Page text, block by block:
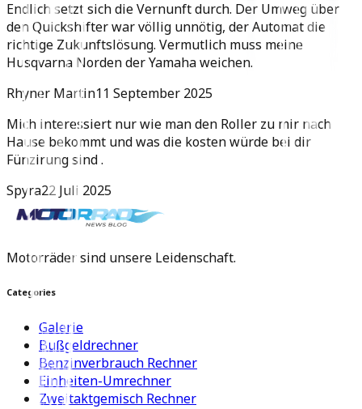
Endlich setzt sich die Vernunft durch. Der Umweg über
den Quickshifter war völlig unnötig, der Automat die
richtige Zukunftslösung. Vermutlich muss meine
Husqvarna Norden der Yamaha weichen.
Rhyner Martin11 September 2025
Mich interessiert nur wie man den Roller zu mir nach
Hause bekommt und was die kosten würde bei dir
Fünzirung sind .
Spyra22 Juli 2025
Motorräder sind unsere Leidenschaft.
Categories
Galerie
Bußgeldrechner
Benzinverbrauch Rechner
Einheiten-Umrechner
Zweitaktgemisch Rechner